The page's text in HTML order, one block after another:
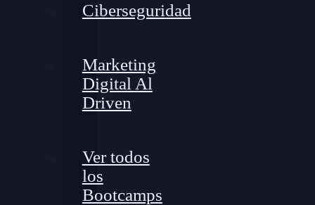
Ciberseguridad
Marketing
Digital Al
Driven
Ver todos
los
Bootcamps